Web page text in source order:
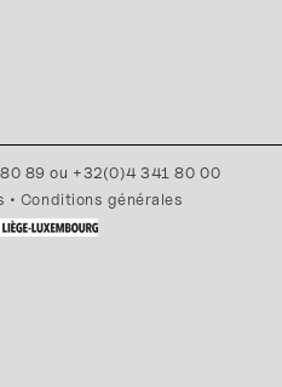
89 ou +32(0)4 341 80 00
• Conditions générales